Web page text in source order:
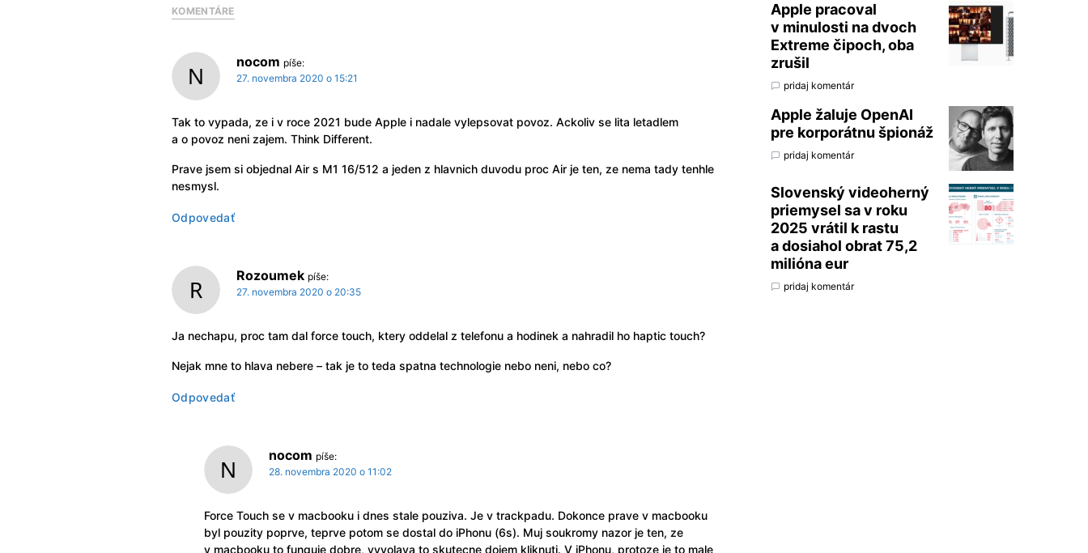
KOMENTÁRE
nocom píše:
27. novembra 2020 o 15:21
Tak to vypada, ze i v roce 2021 bude Apple i nadale vylepsovat povoz. Ackoliv se lita letadlem
a o povoz neni zajem. Think Different.
Prave jsem si objednal Air s M1 16/512 a jeden z hlavnich duvodu proc Air je ten, ze nema tady tenhle
nesmysl.
Odpovedať
Rozoumek píše:
27. novembra 2020 o 20:35
Ja nechapu, proc tam dal force touch, ktery oddelal z telefonu a hodinek a nahradil ho haptic touch?
Nejak mne to hlava nebere – tak je to teda spatna technologie nebo neni, nebo co?
Odpovedať
nocom píše:
28. novembra 2020 o 11:02
Force Touch se v macbooku i dnes stale pouziva. Je v trackpadu. Dokonce prave v macbooku
byl pouzity poprve, teprve potom se dostal do iPhonu (6s). Muj soukromy nazor je ten, ze
v macbooku to funguje dobre, vyvolava to skutecne dojem kliknuti. V iPhonu, protoze je to male
Apple pracoval
v minulosti na dvoch
Extreme čipoch, oba
zrušil
pridaj komentár
Apple žaluje OpenAI
pre korporátnu špionáž
pridaj komentár
Slovenský videoherný
priemysel sa v roku
2025 vrátil k rastu
a dosiahol obrat 75,2
milióna eur
pridaj komentár